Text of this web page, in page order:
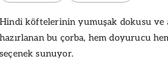
Hindi köftelerinin yumuşak dokusu ve
hazırlanan bu çorba, hem doyurucu
seçenek sunuyor.